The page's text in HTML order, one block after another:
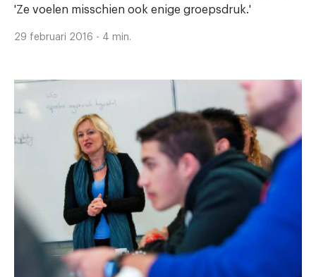
'Ze voelen misschien ook enige groepsdruk.'
29 februari 2016 - 4 min.